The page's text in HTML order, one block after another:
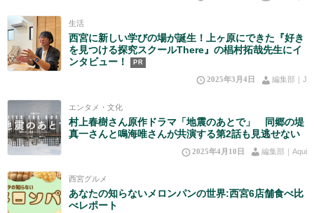
生活
西宮に新しい学びの場が誕生！上ヶ原にできた『好き
を見つける探究スクールThere』の椙村拓哉先生にイ
ンタビュー！
PR
2025年3月4日 編集部｜J
エンタメ・文化
村上春樹さん原作ドラマ「地震のあとで」 同郷の堤
真一さんと鳴海唯さんが共演する第2話も見逃せない
2025年4月10日 編集部｜Aqui
西宮グルメ
あなたの知らないメロンパンの世界:西宮6店舗食べ比
べレポート